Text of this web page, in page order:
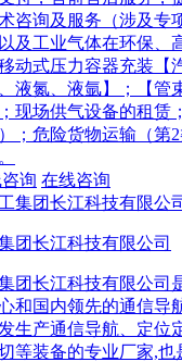
咨询及服务（涉及专
及工业气体在环保、
动式压力容器充装【
液氮、液氩】；【管
现场供气设备的租赁
）；危险货物运输（第
询 在线咨询
团长江科技有限公司
团长江科技有限公司
和国内领先的通信导
生产通信导航、定位
等装备的专业厂家,也